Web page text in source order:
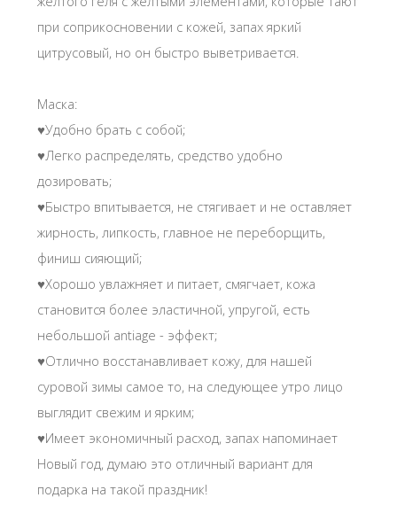
при соприкосновении с кожей, запах яркий
цитрусовый, но он быстро выветривается.
Маска:
♥️Удобно брать с собой;
♥️Легко распределять, средство удобно
дозировать;
♥️Быстро впитывается, не стягивает и не оставляет
жирность, липкость, главное не переборщить,
финиш сияющий;
♥️Хорошо увлажняет и питает, смягчает, кожа
становится более эластичной, упругой, есть
небольшой antiage - эффект;
♥️Отлично восстанавливает кожу, для нашей
суровой зимы самое то, на следующее утро лицо
выглядит свежим и ярким;
♥️Имеет экономичный расход, запах напоминает
Новый год, думаю это отличный вариант для
подарка на такой праздник!